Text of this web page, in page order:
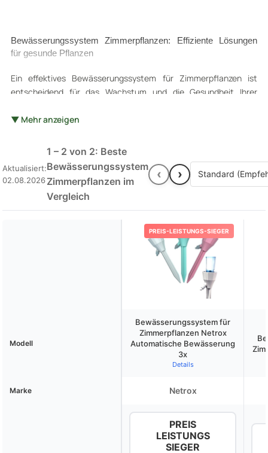
Bewässerungssystem Zimmerpflanzen: Effiziente Lösungen
für gesunde Pflanzen
Ein effektives Bewässerungssystem für Zimmerpflanzen ist
entscheidend für das Wachstum und die Gesundheit Ihrer
gleichmäßige Wasserversorgung, sondern reduzieren auch den
Bewässerungssystemen gibt es und wie finden Sie das passende
für Ihre Bedürfnisse? In diesem Artikel werden wichtige Aspekte
wie Funktionsweise, Vor- und Nachteile sowie Tipps zur Auswahl
eines geeigneten Systems behandelt. Entdecken Sie, wie Sie mit
dem richtigen Bewässerungssystem Ihre Pflanzen optimal
▼ Mehr anzeigen
Aktualisiert:
02.08.2026
1 – 2 von 2: Beste
Bewässerungssystem
Zimmerpflanzen im
Vergleich
‹ ›
PREIS-LEISTUNGS-SIEGER
Modell
Bewässerungssystem für
Zimmerpflanzen Netrox
Automatische Bewässerung
3x
Details
Marke Netrox
PREIS
LEISTUNGS
SIEGER